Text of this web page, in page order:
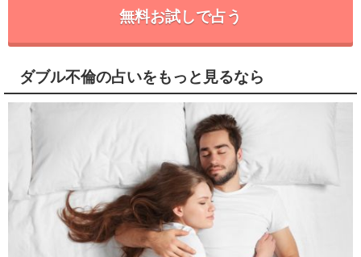
無料お試しで占う
ダブル不倫の占いをもっと見るなら